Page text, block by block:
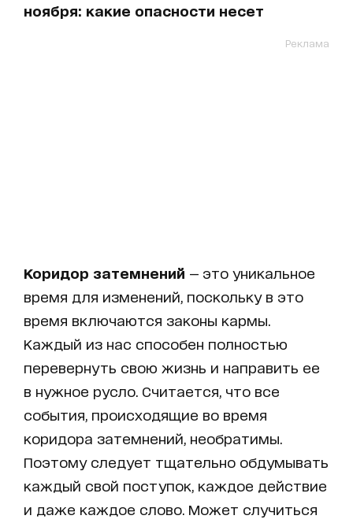
ноября: какие опасности несет
Реклама
Коридор затемнений — это уникальное
время для изменений, поскольку в это
время включаются законы кармы.
Каждый из нас способен полностью
перевернуть свою жизнь и направить ее
в нужное русло. Считается, что все
события, происходящие во время
коридора затемнений, необратимы.
Поэтому следует тщательно обдумывать
каждый свой поступок, каждое действие
и даже каждое слово. Может случиться